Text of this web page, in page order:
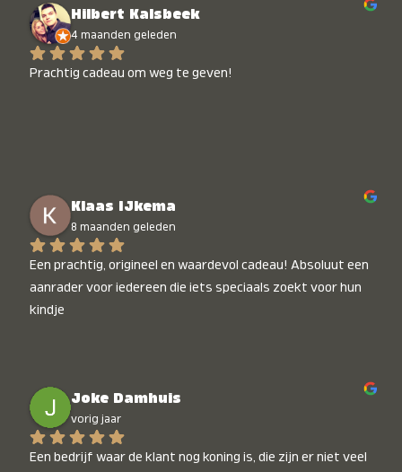
Hilbert Kalsbeek
4 maanden geleden
Prachtig cadeau om weg te geven!
Klaas IJkema
8 maanden geleden
Een prachtig, origineel en waardevol cadeau! Absoluut een
aanrader voor iedereen die iets speciaals zoekt voor hun
kindje
Joke Damhuis
vorig jaar
Een bedrijf waar de klant nog koning is, die zijn er niet veel